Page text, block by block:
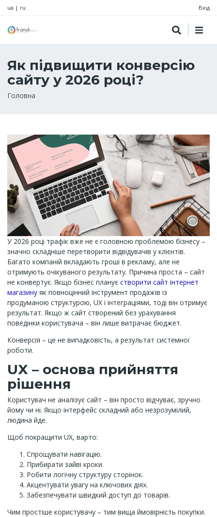
ua | ru Вхід
Як підвищити конверсію
сайту у 2026 році?
Рядок
Головна
У 2026 році трафік вже не є головною проблемою бізнесу –
значно складніше перетворити відвідувачів у клієнтів.
Багато компаній вкладають гроші в рекламу, але не
отримують очікуваного результату. Причина проста – сайт
не конвертує. Якщо бізнес планує створити сайт інтернет
магазину як повноцінний інструмент продажів із
продуманою структурою, UX і інтеграціями, тоді він отримує
результат. Якщо ж сайт створений без урахування
поведінки користувача – він лише витрачає бюджет.
Конверсія – це не випадковість, а результат системної
роботи.
UX – основа прийняття
рішення
Користувач не аналізує сайт – він просто відчуває, зручно
йому чи ні. Якщо інтерфейс складний або незрозумілий,
людина йде.
Щоб покращити UX, варто:
Спрощувати навігацію.
Прибирати зайві кроки.
Робити логічну структуру сторінок.
Акцентувати увагу на ключових діях.
Забезпечувати швидкий доступ до товарів.
Чим простіше користувачу – тим вища ймовірність покупки.